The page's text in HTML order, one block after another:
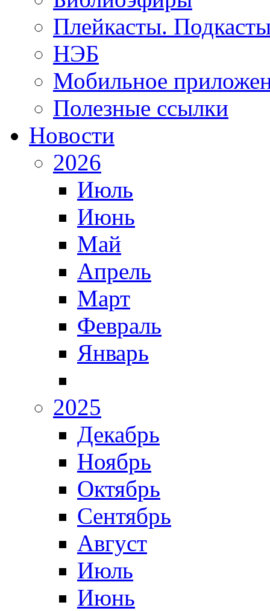
Плейкасты.
НЭБ
Мобильное
Полезные ссылки
Новости
2026
Июль
Июнь
Май
Апрель
Март
Февраль
Январь
2025
Декабрь
Ноябрь
Октябрь
Сентябрь
Август
Июль
Июнь